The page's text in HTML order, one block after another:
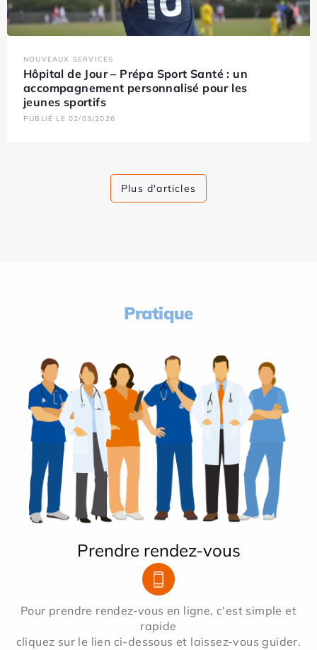
NOUVEAUX SERVICES
Hôpital de Jour – Prépa Sport Santé : un
accompagnement personnalisé pour les
jeunes sportifs
PUBLIÉ LE 02/03/2026
Plus d'articles
Pratique
Prendre rendez-vous
Pour prendre rendez-vous en ligne, c'est simple et
rapide
cliquez sur le lien ci-dessous et laissez-vous guider.